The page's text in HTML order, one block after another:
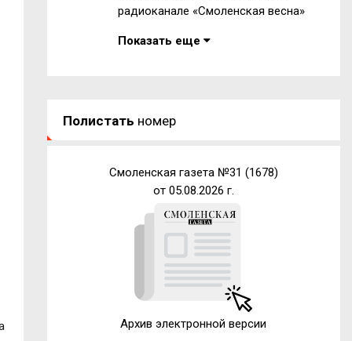
радиоканале «Смоленская весна»
Показать еще
Полистать номер
Смоленская газета №31 (1678)
от 05.08.2026 г.
Архив электронной версии